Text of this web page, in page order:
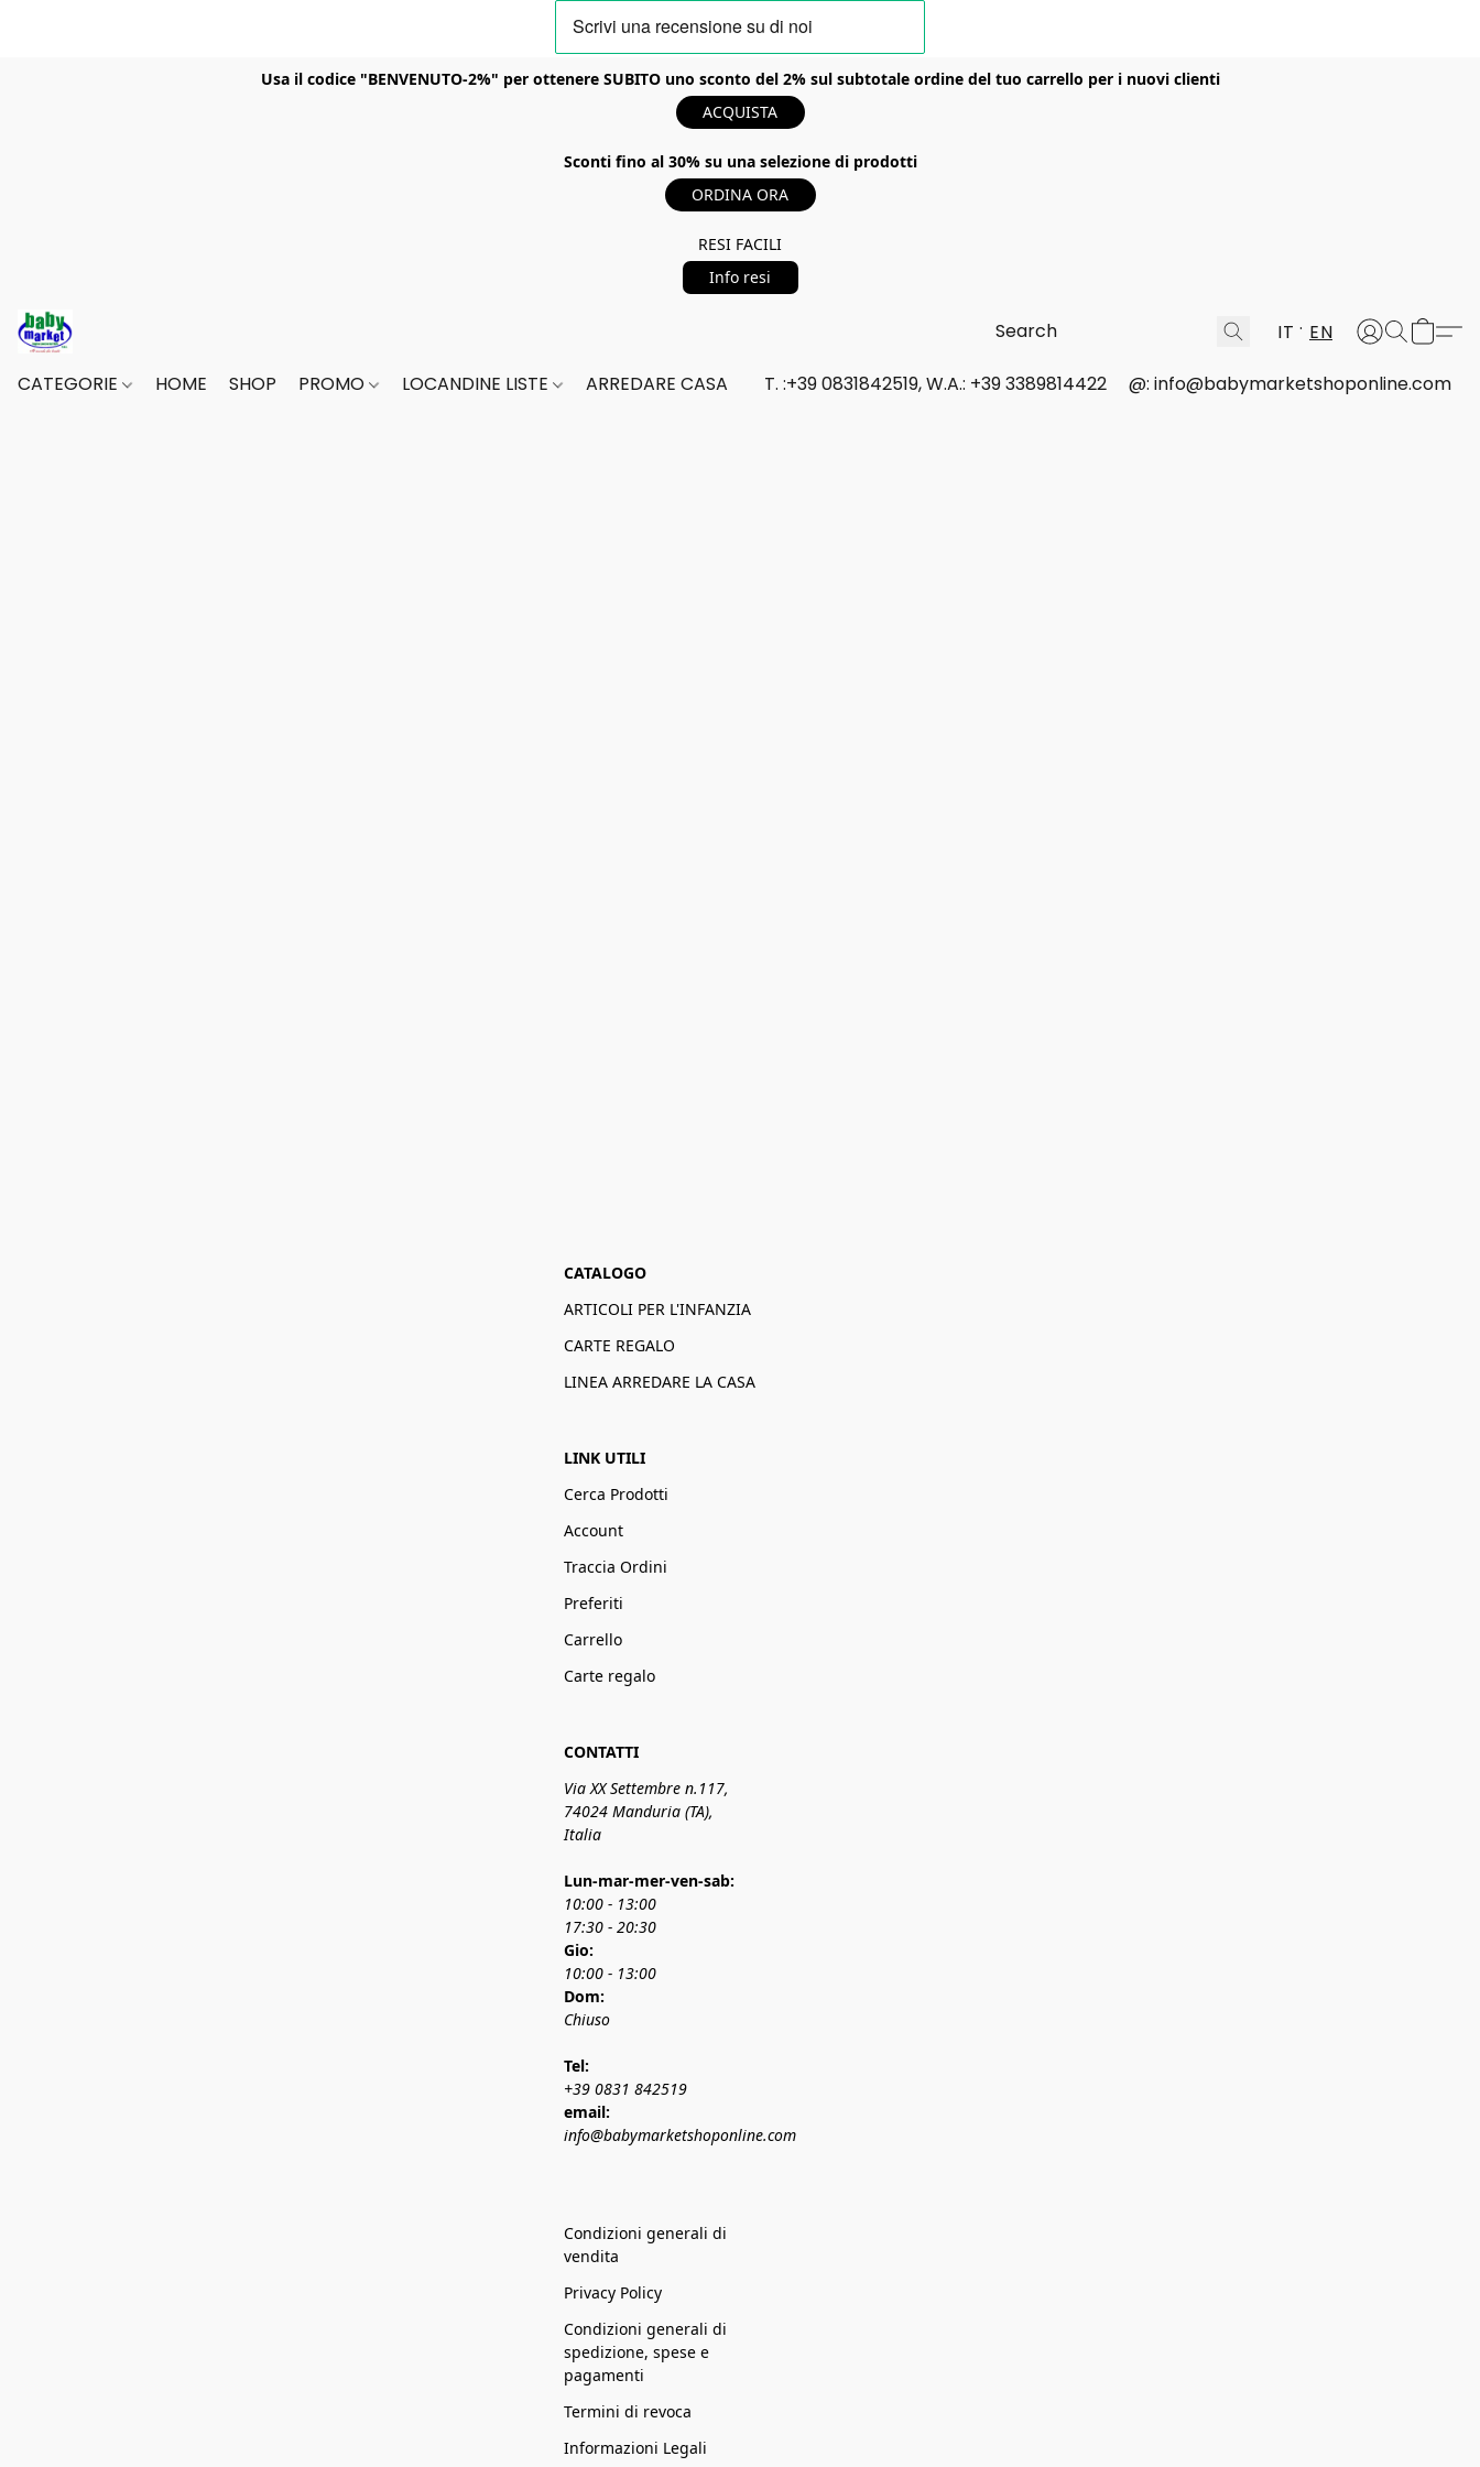
Usa il codice "BENVENUTO-2%" per ottenere SUBITO uno sconto del 2% sul subtotale ordine del tuo carrello per i nuovi clienti
ACQUISTA
Sconti fino al 30% su una selezione di prodotti
ORDINA ORA
RESI FACILI
Info resi
IT EN
CATEGORIE HOME SHOP PROMO LOCANDINE LISTE ARREDARE CASA T. :+39 0831842519, W.A.: +39 3389814422 @: info@babymarketshoponline.com
CATALOGO
ARTICOLI PER L'INFANZIA
CARTE REGALO
LINEA ARREDARE LA CASA
LINK UTILI
Cerca Prodotti
Account
Traccia Ordini
Preferiti
Carrello
Carte regalo
CONTATTI
Via XX Settembre n.117,
74024 Manduria (TA),
Italia
Lun-mar-mer-ven-sab:
10:00 - 13:00
17:30 - 20:30
Gio:
10:00 - 13:00
Dom:
Chiuso
Tel:
+39 0831 842519
email:
info@babymarketshoponline.com
Condizioni generali di
vendita
Privacy Policy
Condizioni generali di
spedizione, spese e
pagamenti
Termini di revoca
Informazioni Legali